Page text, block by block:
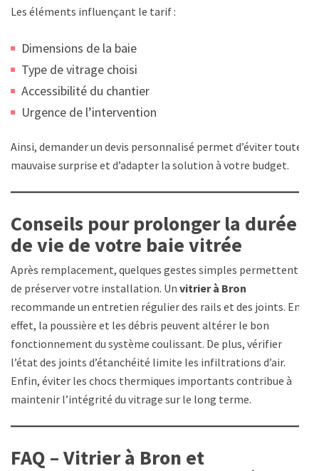
Les éléments influençant le tarif :
Dimensions de la baie
Type de vitrage choisi
Accessibilité du chantier
Urgence de l’intervention
Ainsi, demander un devis personnalisé permet d’éviter toute
mauvaise surprise et d’adapter la solution à votre budget.
Conseils pour prolonger la durée
de vie de votre baie vitrée
Après remplacement, quelques gestes simples permettent
de préserver votre installation. Un vitrier à Bron
recommande un entretien régulier des rails et des joints. En
effet, la poussière et les débris peuvent altérer le bon
fonctionnement du système coulissant. De plus, vérifier
l’état des joints d’étanchéité limite les infiltrations d’air.
Enfin, éviter les chocs thermiques importants contribue à
maintenir l’intégrité du vitrage sur le long terme.
FAQ – Vitrier à Bron et